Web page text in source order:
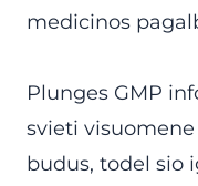
medicinos
Plunges GMP
svieti
budus, todel sio